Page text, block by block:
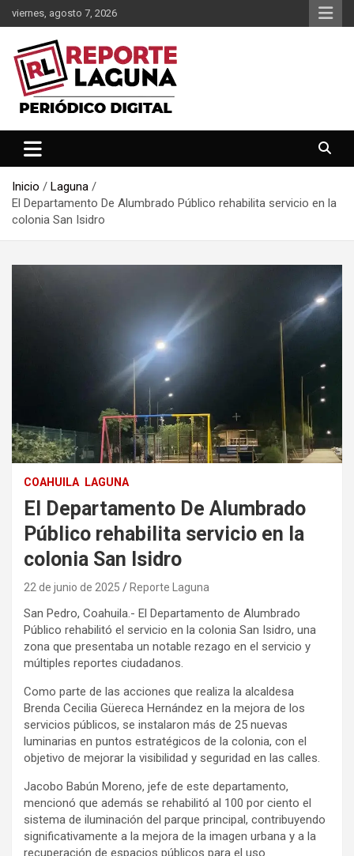
Saltar
al
contenido
viernes, agosto 7, 2026
Reporte Laguna
Inicio
Laguna
El Departamento De Alumbrado Público rehabilita servicio en la
colonia San Isidro
COAHUILA LAGUNA
El Departamento De Alumbrado
Público rehabilita servicio en la
colonia San Isidro
22 de junio de 2025 Reporte Laguna
San Pedro, Coahuila.- El Departamento de Alumbrado
Público rehabilitó el servicio en la colonia San Isidro, una
zona que presentaba un notable rezago en el servicio y
múltiples reportes ciudadanos.
Como parte de las acciones que realiza la alcaldesa
Brenda Cecilia Güereca Hernández en la mejora de los
servicios públicos, se instalaron más de 25 nuevas
luminarias en puntos estratégicos de la colonia, con el
objetivo de mejorar la visibilidad y seguridad en las calles.
Jacobo Babún Moreno, jefe de este departamento,
mencionó que además se rehabilitó al 100 por ciento el
sistema de iluminación del parque principal, contribuyendo
significativamente a la mejora de la imagen urbana y a la
recuperación de espacios públicos para el uso